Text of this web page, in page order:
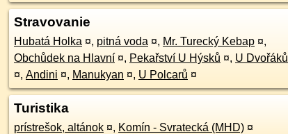
Stravovanie
Hubatá Holka ¤, pitná voda ¤, Mr. Turecký Kebap ¤,
Obchůdek na Hlavní ¤, Pekařství U Hýsků ¤, U Dvořáků
¤, Andini ¤, Manukyan ¤, U Polcarů ¤
Turistika
prístrešok, altánok ¤, Komín - Svratecká (MHD) ¤